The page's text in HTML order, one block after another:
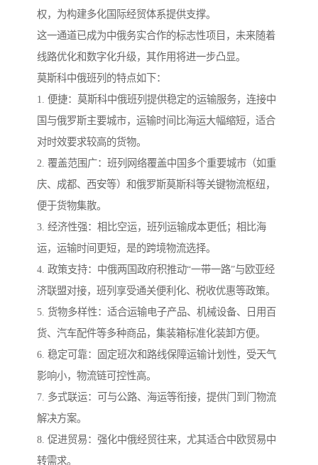
权，为构建多化国际经贸体系提供支撑。
这一通道已成为中俄务实合作的标志性项目，未来随着
线路优化和数字化升级，其作用将进一步凸显。
莫斯科中俄班列的特点如下：
1. 便捷：莫斯科中俄班列提供稳定的运输服务，连接中
国与俄罗斯主要城市，运输时间比海运大幅缩短，适合
对时效要求较高的货物。
2. 覆盖范围广：班列网络覆盖中国多个重要城市（如重
庆、成都、西安等）和俄罗斯莫斯科等关键物流枢纽，
便于货物集散。
3. 经济性强：相比空运，班列运输成本更低；相比海
运，运输时间更短，是的跨境物流选择。
4. 政策支持：中俄两国政府积推动“一带一路”与欧亚经
济联盟对接，班列享受通关便利化、税收优惠等政策。
5. 货物多样性：适合运输电子产品、机械设备、日用百
货、汽车配件等多种商品，集装箱标准化装卸方便。
6. 稳定可靠：固定班次和路线保障运输计划性，受天气
影响小，物流链可控性高。
7. 多式联运：可与公路、海运等衔接，提供门到门物流
解决方案。
8. 促进贸易：强化中俄经贸往来，尤其适合中欧贸易中
转需求。